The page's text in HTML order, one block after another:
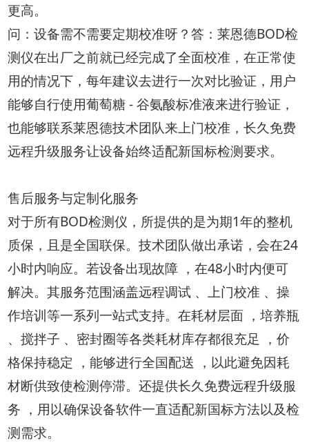
更高。
问：设备需不需要定期校准呀？答：莱恩德BOD检
测仪在出厂之前就已经完成了全面校准，在正常使
用的情况下，每年建议去进行一次对比验证，用户
能够自行使用葡萄糖 - 谷氨酸标准液来进行验证，
也能够联系莱恩德技术团队来上门校准，长久免费
远程升级服务让设备始终适配新国标检测要求。
售后服务与定制化服务
对于所有BOD检测仪，所提供的是为期1年的整机
质保，且是全国联保。技术团队做出承诺，会在24
小时内响应。若设备出现故障 ，在48小时内便可
解决。其服务范围涵盖远程调试 、上门校准 、操
作培训等一系列一站式支持。在耗材层面 ，培养瓶
、搅拌子 、密封圈等各类耗材库存都很充足 ，价
格保持稳定 ，能够进行全国配送 ，以此避免因耗
材断供致使检测停滞。还提供长久免费远程升级服
务 ，用以确保设备软件一直适配新国标方法以及检
测需求。